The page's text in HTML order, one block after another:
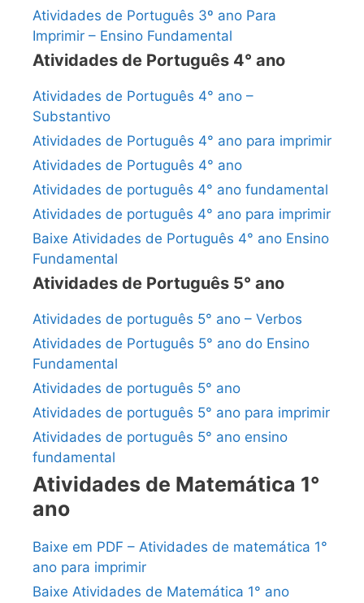
Atividades de Português 3º ano Para
Imprimir – Ensino Fundamental
Atividades de Português 4° ano
Atividades de Português 4° ano –
Substantivo
Atividades de Português 4° ano para imprimir
Atividades de Português 4° ano
Atividades de português 4° ano fundamental
Atividades de português 4° ano para imprimir
Baixe Atividades de Português 4° ano Ensino
Fundamental
Atividades de Português 5° ano
Atividades de português 5° ano – Verbos
Atividades de Português 5° ano do Ensino
Fundamental
Atividades de português 5° ano
Atividades de português 5° ano para imprimir
Atividades de português 5° ano ensino
fundamental
Atividades de Matemática 1°
ano
Baixe em PDF – Atividades de matemática 1°
ano para imprimir
Baixe Atividades de Matemática 1° ano